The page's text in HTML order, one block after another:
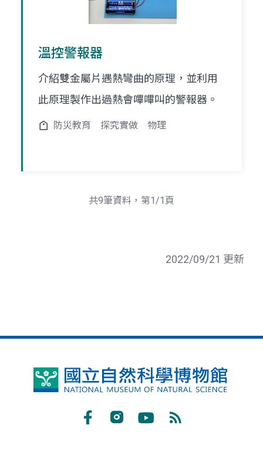
溫控警報器
介紹雙金屬片遇熱彎曲的原理，並利用
此原理製作出過熱會嗶嗶叫的警報器。
防災教育 探究實做 物理
共9筆資料，第1/1頁
2022/09/21 更新
國